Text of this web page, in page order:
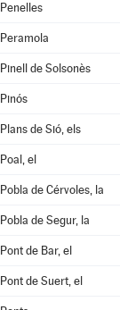
Penelles
Peramola
Pinell de Solsonès
Pinós
Plans de Sió, els
Poal, el
Pobla de Cérvoles, la
Pobla de Segur, la
Pont de Bar, el
Pont de Suert, el